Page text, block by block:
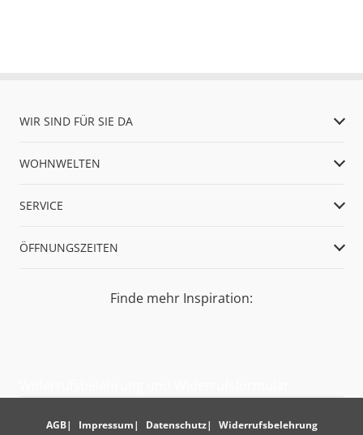
WIR SIND FÜR SIE DA
WOHNWELTEN
SERVICE
ÖFFNUNGSZEITEN
Finde mehr Inspiration:
AGB Impressum Datenschutz
Widerrufsbelehrung